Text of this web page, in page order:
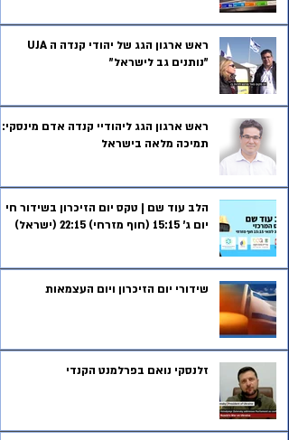
ראש ארגון הגג של יהודי קנדה ה UJA
"נותנים גב לישראל"
ראש ארגון הגג ליהודיי קנדה אדם מינסקי:
תמיכה מלאה בישראל
הלב עוד שם | טקס יום הזיכרון בשידור חי
יום ג' 15:15 (חוף מזרחי) 22:15 (ישראל)
שידורי יום הזיכרון ויום העצמאות
זלנסקי נואם בפרלמנט הקנדי